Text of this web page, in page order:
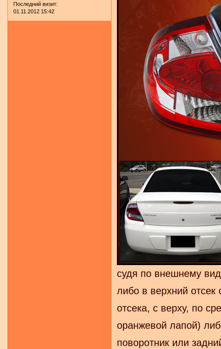
Последний визит:
01.11.2012 15:42
судя по внешнему
либо в верхний отсек
отсека, с верху, по
оранжевой лапой)
поворотник или